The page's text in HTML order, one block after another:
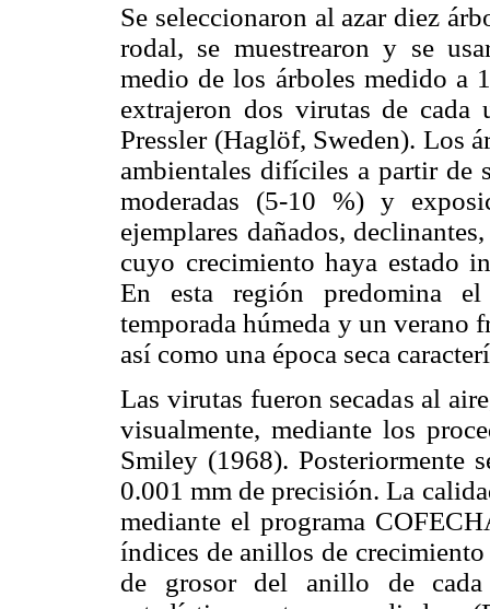
Se seleccionaron al azar diez
rodal, se muestrearon y se
medio de los árboles medido a
extrajeron dos virutas de
Pressler (Haglöf, Sweden). Los
ambientales difíciles a partir de
moderadas (5-10 %) y
ejemplares dañados,
cuyo crecimiento haya estado
En esta región predomina
temporada húmeda y un verano
así como una época seca
Las virutas fueron secadas al
visualmente, mediante los
Smiley (1968). Posteriormente
0.001 mm de precisión. La
mediante el programa
índices de anillos de
de grosor del anillo de cada